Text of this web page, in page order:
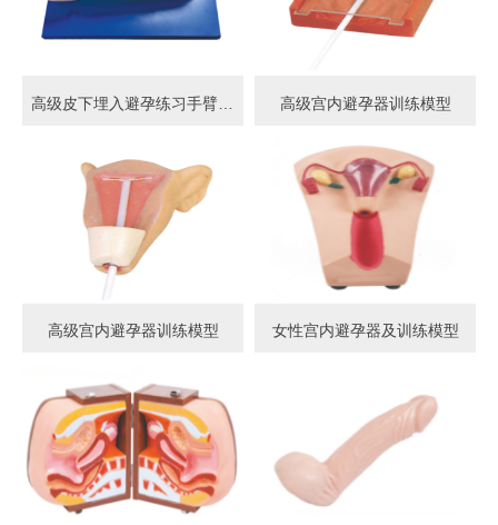
高级皮下埋入避孕练习手臂模型 高级宫内避孕器训练模型
高级宫内避孕器训练模型 女性宫内避孕器及训练模型